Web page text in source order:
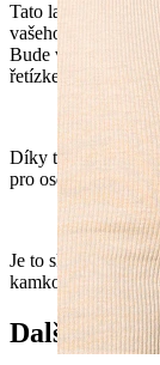
Tato labreta má
vašeho ucha,
Bude vypadat
řetízkem, který je
Díky tomu, že je
pro osoby s
Je to skvělý
kamkoliv.
Další